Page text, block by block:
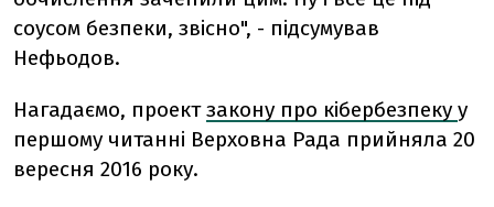
соусом безпеки, звісно", - підсумував
Нефьодов.
Нагадаємо, проектзакону про кібербезпеку у
першому читанні Верховна Рада прийняла 20
вересня 2016 року.